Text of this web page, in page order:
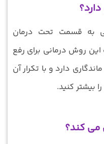
به قسمت تحت درمان
روش درمانی برای رفع
دارد و با تکرار آن
بیشتر کنید.
می کند؟